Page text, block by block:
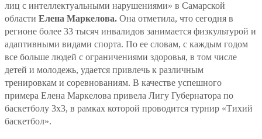
лиц с интеллектуальными нарушениями» в Самарской
области Елена Маркелова. Она отметила, что сегодня в
регионе более 33 тысяч инвалидов занимается физкультурой и
адаптивными видами спорта. По ее словам, с каждым годом
все больше людей с ограничениями здоровья, в том числе
детей и молодежь, удается привлечь к различным
тренировкам и соревнованиям. В качестве успешного
примера Елена Маркелова привела Лигу Губернатора по
баскетболу 3х3, в рамках которой проводится турнир «Тихий
баскетбол».